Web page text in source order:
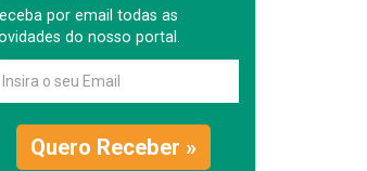
por email todas as
do nosso portal.
Quero Receber »